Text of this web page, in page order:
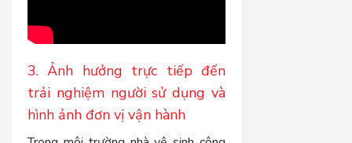
3. Ảnh hưởng trực tiếp đến
trải nghiệm người sử dụng và
hình ảnh đơn vị vận hành